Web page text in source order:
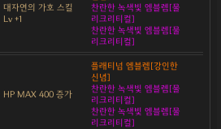
대자연의 가호 스킬
Lv +1
찬란한 녹색빛 엠블렘[물
리크리티컬]
찬란한 녹색빛 엠블렘[물
리크리티컬]
HP MAX 400 증가
플래티넘 엠블렘[강인한
신념]
찬란한 녹색빛 엠블렘[물
리크리티컬]
찬란한 녹색빛 엠블렘[물
리크리티컬]